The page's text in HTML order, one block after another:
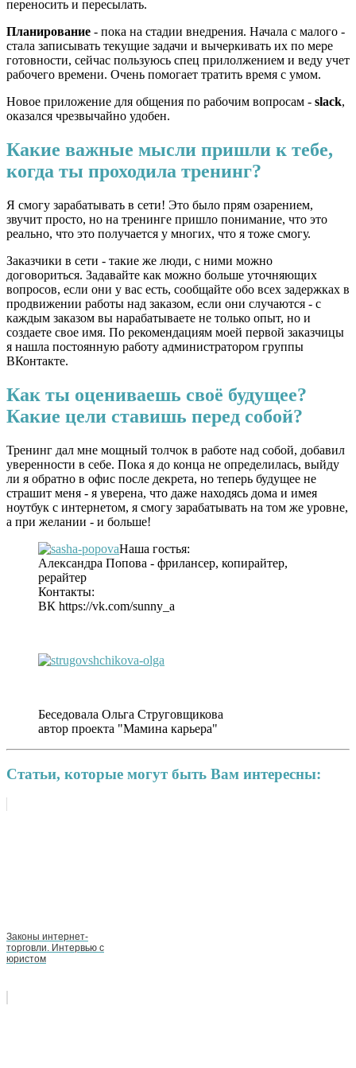
переносить и пересылать.
Планирование - пока на стадии внедрения. Начала с малого -
стала записывать текущие задачи и вычеркивать их по мере
готовности, сейчас пользуюсь спец прилолжением и веду учет
рабочего времени. Очень помогает тратить время с умом.
Новое приложение для общения по рабочим вопросам - slack,
оказался чрезвычайно удобен.
Какие важные мысли пришли к тебе,
когда ты проходила тренинг?
Я смогу зарабатывать в сети! Это было прям озарением,
звучит просто, но на тренинге пришло понимание, что это
реально, что это получается у многих, что я тоже смогу.
Заказчики в сети - такие же люди, с ними можно
договориться. Задавайте как можно больше уточняющих
вопросов, если они у вас есть, сообщайте обо всех задержках в
продвижении работы над заказом, если они случаются - с
каждым заказом вы нарабатываете не только опыт, но и
создаете свое имя. По рекомендациям моей первой заказчицы
я нашла постоянную работу администратором группы
ВКонтакте.
Как ты оцениваешь своё будущее?
Какие цели ставишь перед собой?
Тренинг дал мне мощный толчок в работе над собой, добавил
уверенности в себе. Пока я до конца не определилась, выйду
ли я обратно в офис после декрета, но теперь будущее не
страшит меня - я уверена, что даже находясь дома и имея
ноутбук с интернетом, я смогу зарабатывать на том же уровне,
а при желании - и больше!
Наша гостья:
Александра Попова - фрилансер, копирайтер,
рерайтер
Контакты:
ВК https://vk.com/sunny_a
Беседовала Ольга Струговщикова
автор проекта "Мамина карьера"
Статьи, которые могут быть Вам интересны:
Законы интернет-
торговли. Интервью с
юристом